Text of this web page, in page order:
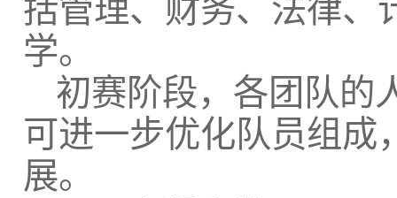
括管理、财务、法律、
学。
初赛阶段，各团队的
可进一步优化队员组成
展。